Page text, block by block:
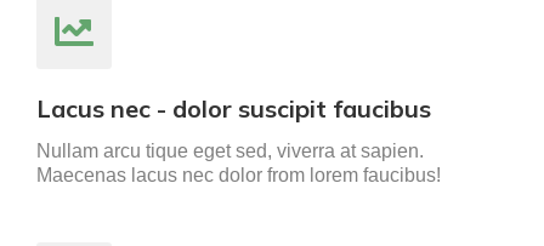
Lacus nec - dolor suscipit faucibus
Nullam arcu tique eget sed, viverra at sapien.
Maecenas lacus nec dolor from lorem faucibus!